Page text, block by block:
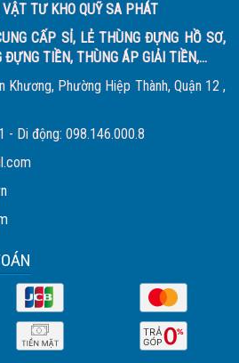
TƯ KHO QUỸ SA PHÁT
CẤP SỈ, LẺ THÙNG ĐỰNG HỒ SƠ,
TIỀN, THÙNG ÁP GIẢI TIỀN,...
Phường Hiệp Thành, Quận 12 ,
- Di động: 098.146.000.8